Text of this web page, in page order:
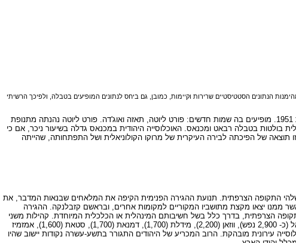
למהימנות הנתונים הסטטיסטיים שרירות וקיימות, כמובן, גם ביחס לנתונים המופיעים בטבלה, ולפיכך הרשיתי
תנופת הפיתוח הזאת, שהעלתה על המפה נקודות יישוב חדשות או כאלה שלא תפסו בה מקום בולט לפני כן, באה לידי ביטוי בעמודה המציינת את סביבות שנת 1951. מופיעים בה שמות חדשים: פורט ליוטה, תאזה ואוג'דה. פורט ליוטה נהנתה מתנופת
בולטות בטבלה רבאט ומכנאס. האוכלוסייה היהודית במכנאס גדלה בשיעור ניכר, אם כי
תוצאה של הפיכתה לבירה העיקרית של מרוקו הקולוניאלית ושל התפתחותה, שהייתה
התקופה הצרפתית. תנועת ההגירה הפנימית הקיפה את המלאחים שבנאות המדבר, את
ממנו יצאו מקצת מתושביו המקוריים למקומות אחרים, ובראשם קזבלנקה. ההגירה
הצרפתית, בדרך כלל בשל חשיבותם המינהלית או הכלכלית המיוחדת. קהילות משני
הסוגים (מלאחים גדולים ישנים וכאלה שקיבלו תנופה בתקופה הצרפתית), אשר מנו למעלה מאלף נפש בסביבות 1950 נמצאו בנקודות היישוב הבאות: בני מלאל (כ- 2,900 נפש), ווזאן (2,200), מידלת (1,700), דמנאת (1,700), סטאת (1,600), אמזמיז
המקומית כאוכלוסייה עירונית מובהקת. הרוב המכריע של היהודים התגורר בתשע-עשרה נקודות יישוב שהיו